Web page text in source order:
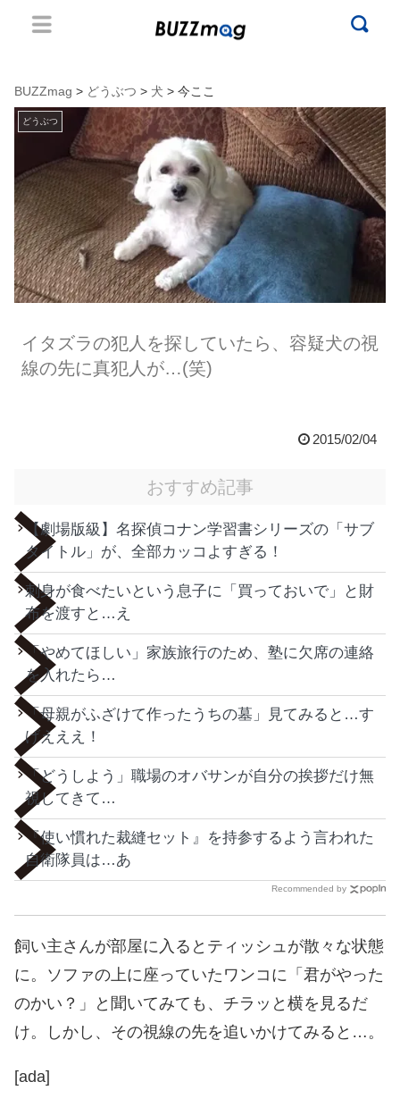
BUZZmag > どうぶつ > 犬 > 今ここ
どうぶつ
イタズラの犯人を探していたら、容疑犬の視
線の先に真犯人が…(笑)
2015/02/04
おすすめ記事
【劇場版級】名探偵コナン学習書シリーズの「サブ
タイトル」が、全部カッコよすぎる！
刺身が食べたいという息子に「買っておいで」と財
布を渡すと…え
「やめてほしい」家族旅行のため、塾に欠席の連絡
を入れたら…
「母親がふざけて作ったうちの墓」見てみると…す
げえええ！
「どうしよう」職場のオバサンが自分の挨拶だけ無
視してきて…
『使い慣れた裁縫セット』を持参するよう言われた
自衛隊員は…あ
Recommended by
飼い主さんが部屋に入るとティッシュが散々な状態
に。ソファの上に座っていたワンコに「君がやった
のかい？」と聞いてみても、チラッと横を見るだ
け。しかし、その視線の先を追いかけてみると…。
[ada]